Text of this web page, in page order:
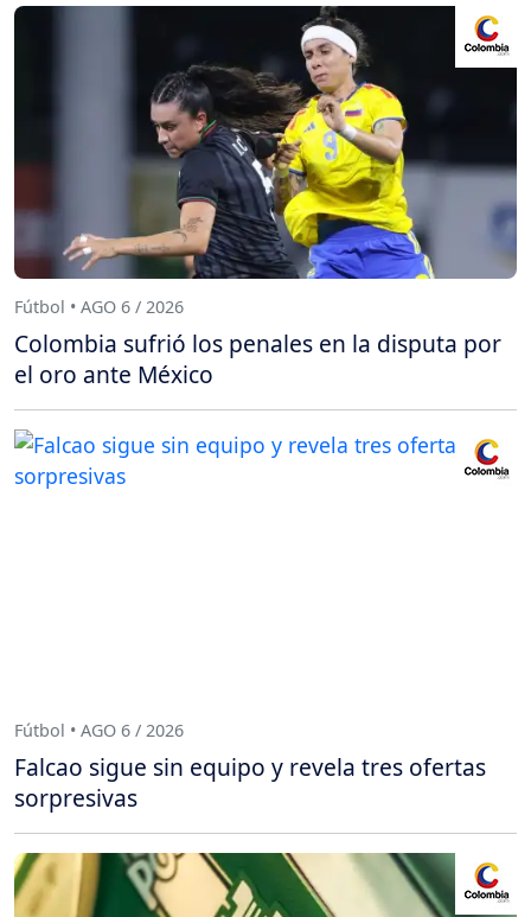
Fútbol • AGO 6 / 2026
Colombia sufrió los penales en la disputa por
el oro ante México
Fútbol • AGO 6 / 2026
Falcao sigue sin equipo y revela tres ofertas
sorpresivas